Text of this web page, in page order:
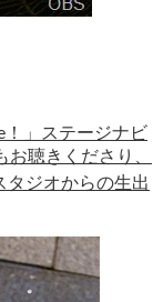
！」ステージナビ
聴きくださり、
ジオからの生出